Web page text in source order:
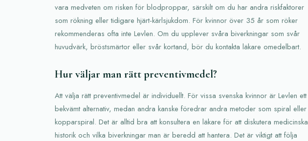
vara medveten om risken för blodproppar, särskilt om du har andra riskfaktorer
som rökning eller tidigare hjärt-kärlsjukdom. För kvinnor över 35 år som röker
rekommenderas ofta inte Levlen. Om du upplever svåra biverkningar som svår
huvudvärk, bröstsmärtor eller svår kortand, bör du kontakta läkare omedelbart.
Hur väljar man rätt preventivmedel?
Att välja rätt preventivmedel är individuellt. För vissa svenska kvinnor är Levlen ett
bekvämt alternativ, medan andra kanske föredrar andra metoder som spiral eller
kopparspiral. Det är alltid bra att konsultera en läkare för att diskutera medicinska
historik och vilka biverkningar man är beredd att hantera. Det är viktigt att följa